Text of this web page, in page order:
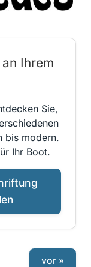
Ihrem
Sie,
bis modern.
Ihr Boot.
vor »